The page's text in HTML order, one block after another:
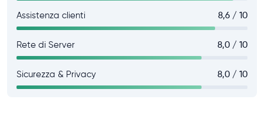
Assistenza clienti 8,6 / 10
Rete di Server 8,0 / 10
Sicurezza & Privacy 8,0 / 10